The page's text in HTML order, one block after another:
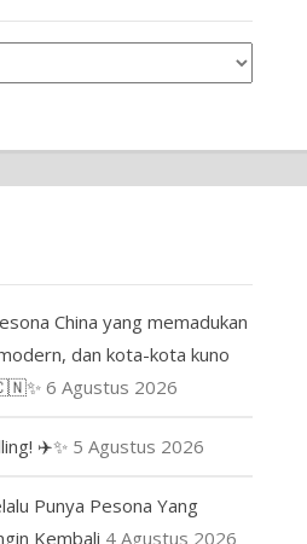
China yang memadukan
dan kota-kota kuno
6 Agustus 2026
✈️✨ 5 Agustus 2026
Punya Pesona Yang
Kembali 4 Agustus 2026